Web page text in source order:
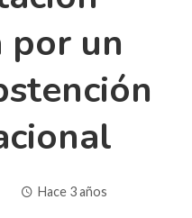
por un
Hace 3 años